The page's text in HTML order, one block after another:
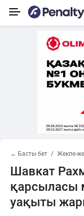
← Басты бет Жекпе-
Шавкат
қарсыласы
уақыты